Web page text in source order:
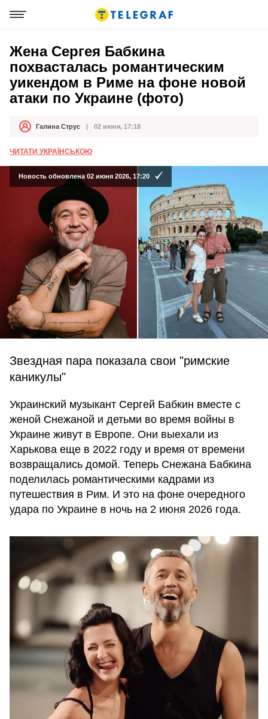
Жена Сергея Бабкина
похвасталась романтическим
уикендом в Риме на фоне новой
атаки по Украине (фото)
АвторГалина Струс
Дата публикации 02 июня, 17:18
ЧИТАТИ УКРАЇНСЬКОЮ
Новость обновлена 02 июня 2026, 17:20
Звездная пара показала свои "римские
каникулы"
Украинский музыкант Сергей Бабкин вместе с
женой Снежаной и детьми во время войны в
Украине живут в Европе. Они выехали из
Харькова еще в 2022 году и время от времени
возвращались домой. Теперь Снежана Бабкина
поделилась романтическими кадрами из
путешествия в Рим. И это на фоне очередного
удара по Украине в ночь на 2 июня 2026 года.